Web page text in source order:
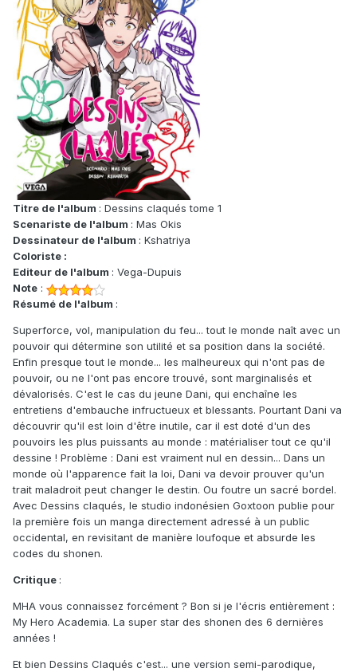
Titre de l'album : Dessins claqués tome 1
Scenariste de l'album : Mas Okis
Dessinateur de l'album : Kshatriya
Coloriste :
Editeur de l'album : Vega-Dupuis
Note :
Résumé de l'album :
Superforce, vol, manipulation du feu... tout le monde naît avec un
pouvoir qui détermine son utilité et sa position dans la société.
Enfin presque tout le monde... les malheureux qui n'ont pas de
pouvoir, ou ne l'ont pas encore trouvé, sont marginalisés et
dévalorisés. C'est le cas du jeune Dani, qui enchaîne les
entretiens d'embauche infructueux et blessants. Pourtant Dani va
découvrir qu'il est loin d'être inutile, car il est doté d'un des
pouvoirs les plus puissants au monde : matérialiser tout ce qu'il
dessine ! Problème : Dani est vraiment nul en dessin... Dans un
monde où l'apparence fait la loi, Dani va devoir prouver qu'un
trait maladroit peut changer le destin. Ou foutre un sacré bordel.
Avec Dessins claqués, le studio indonésien Goxtoon publie pour
la première fois un manga directement adressé à un public
occidental, en revisitant de manière loufoque et absurde les
codes du shonen.
Critique :
MHA vous connaissez forcément ? Bon si je l'écris entièrement :
My Hero Academia. La super star des shonen des 6 dernières
années !
Et bien Dessins Claqués c'est... une version semi-parodique,